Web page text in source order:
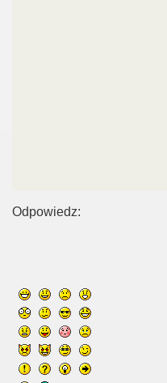
Odpowiedz: